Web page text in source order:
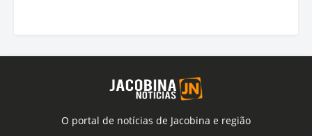
O portal de notícias de Jacobina e região